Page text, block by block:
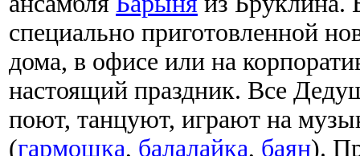
специально приготовленной
дома, в офисе или на
настоящий праздник. Все
поют, танцуют, играют на
(гармошка, балалайка, баян).